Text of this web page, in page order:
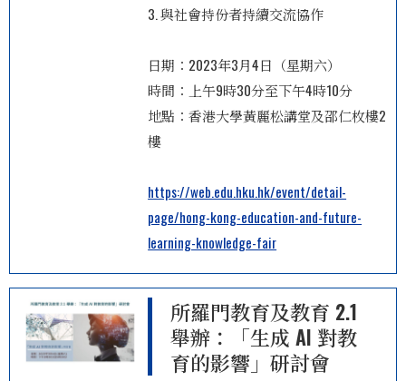
3. 與社會持份者持續交流協作
日期：2023年3月4日（星期六）
時間：上午9時30分至下午4時10分
地點：香港大學黃麗松講堂及邵仁枚樓2
樓
https://web.edu.hku.hk/event/detail-
page/hong-kong-education-and-future-
learning-knowledge-fair
所羅門教育及教育 2.1
舉辦：「生成 AI 對教
育的影響」研討會